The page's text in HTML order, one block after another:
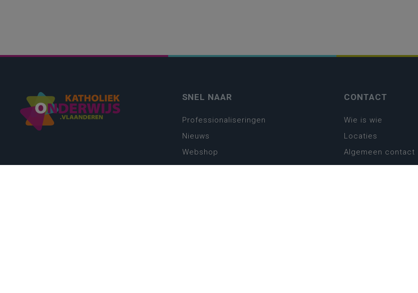
SNEL NAAR
Professionaliseringen
Nieuws
Webshop
Vacatures
CONTACT
Wie is wie
Locaties
Algemeen contact
Helpdesk